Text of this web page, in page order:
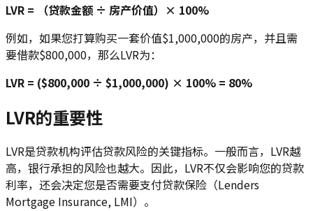
LVR = （贷款金额 ÷ 房产价值）× 100%
例如，如果您打算购买一套价值$1,000,000的房产，并且需
要借款$800,000，那么LVR为：
LVR = ($800,000 ÷ $1,000,000) × 100% = 80%
LVR的重要性
LVR是贷款机构评估贷款风险的关键指标。一般而言，LVR越
高，银行承担的风险也越大。因此，LVR不仅会影响您的贷款
利率，还会决定您是否需要支付贷款保险（Lenders
Mortgage Insurance, LMI）。